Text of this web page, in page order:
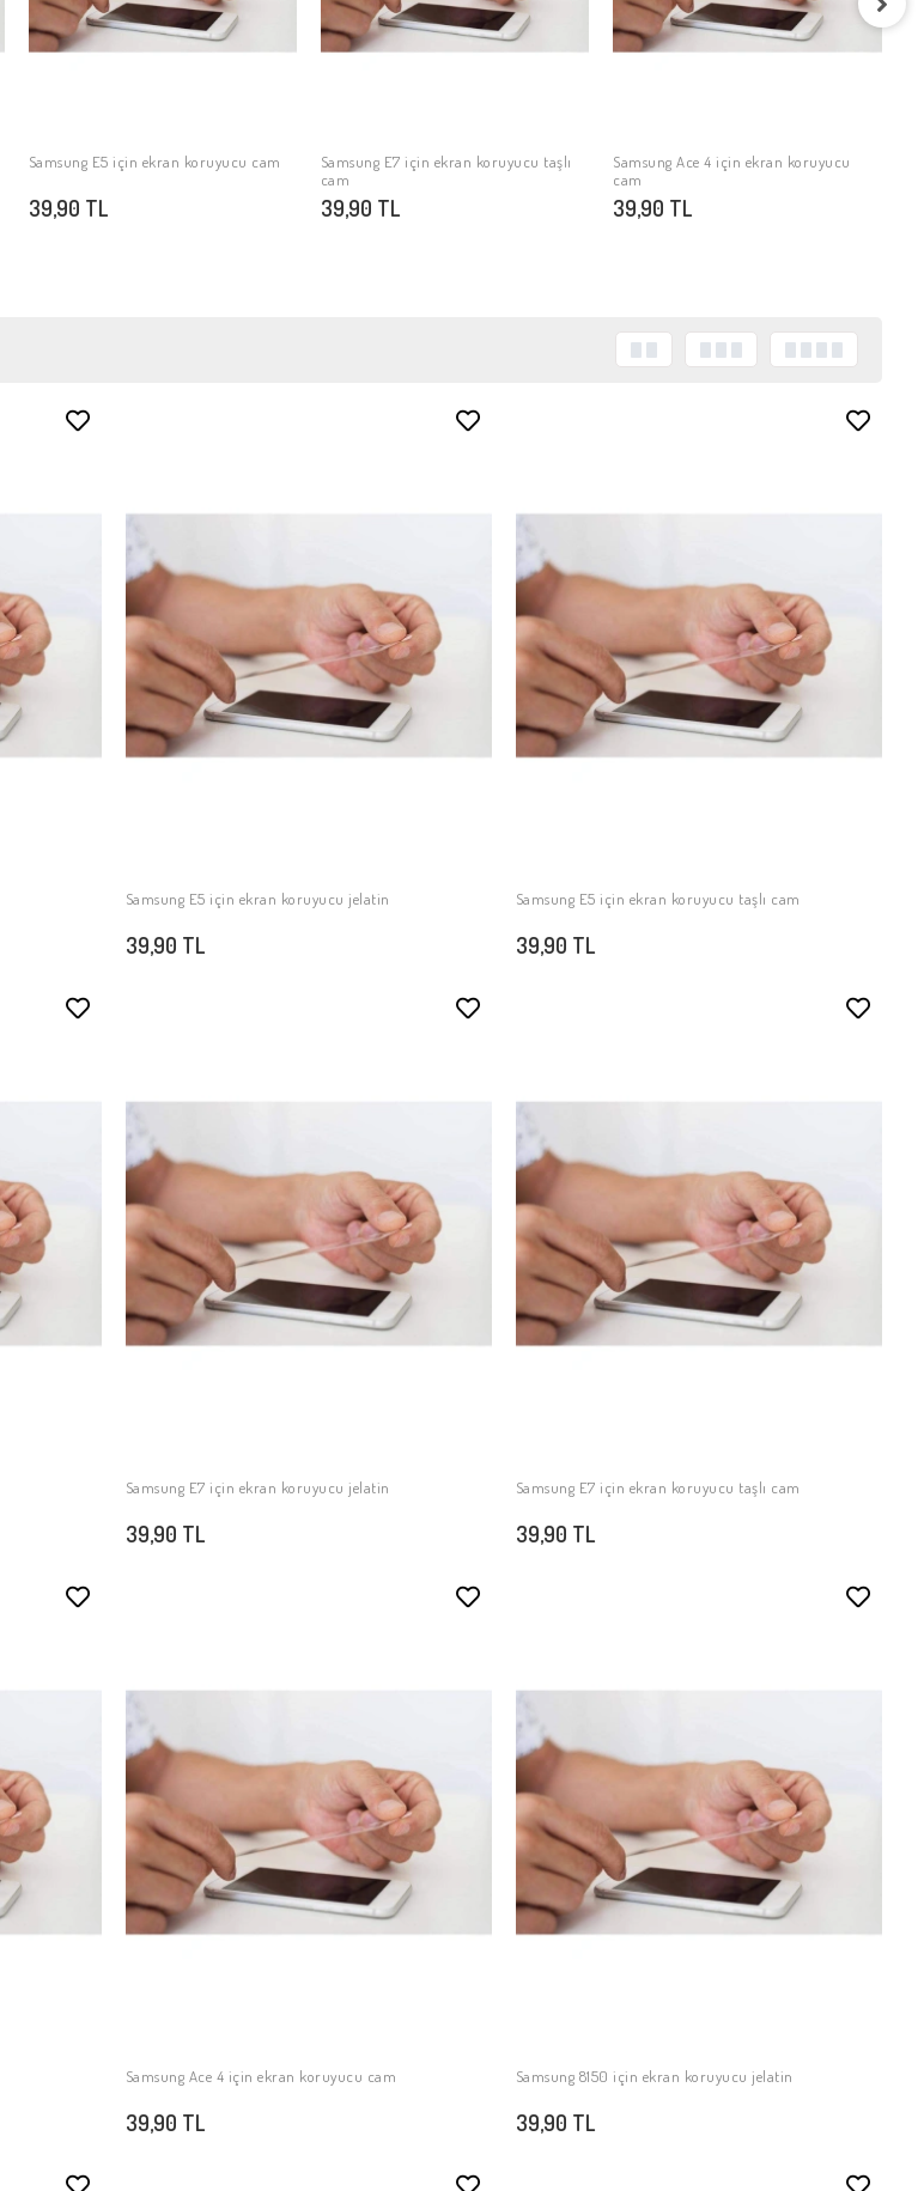
SEPETE EKLE
Samsung E5 için ekran koruyucu cam
39,90 TL
SEPETE EKLE
Samsung E7 için ekran koruyucu taşlı
cam
39,90 TL
SEPETE EKLE
Samsung Ace 4 için ekran koruyucu
cam
39,90 TL
SEPETE EKLE
Samsung E5 için ekran koruyucu jelatin
39,90 TL
SEPETE EKLE
Samsung E5 için ekran koruyucu taşlı cam
39,90 TL
SEPETE EKLE
Samsung E7 için ekran koruyucu jelatin
39,90 TL
SEPETE EKLE
Samsung E7 için ekran koruyucu taşlı cam
39,90 TL
SEPETE EKLE
Samsung Ace 4 için ekran koruyucu cam
39,90 TL
SEPETE EKLE
Samsung 8150 için ekran koruyucu jelatin
39,90 TL